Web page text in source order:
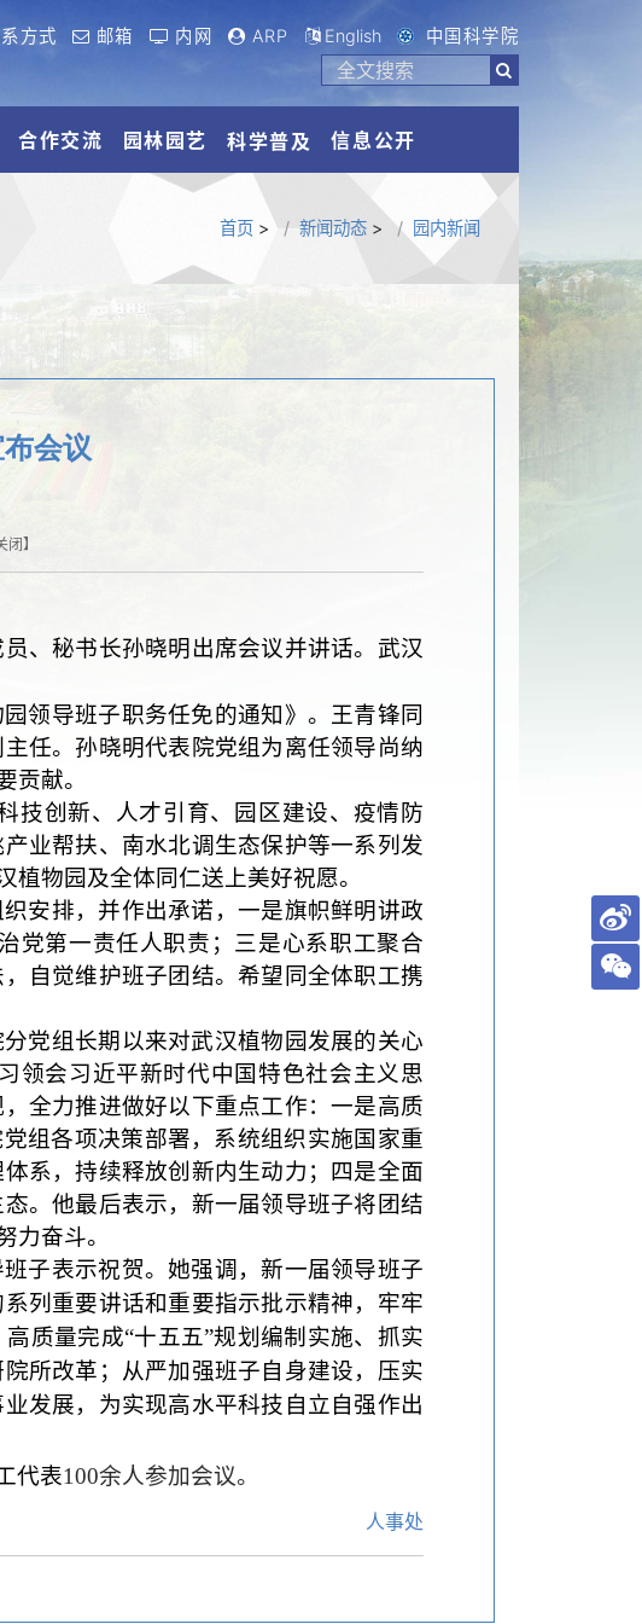
方式 邮箱 内网 ARP English 中国科学院
合作交流 园林园艺 科学普及 信息公开
首页> 新闻动态> 园内新闻
会议
闭】
、秘书长孙晓明出席会议并讲话。武汉
领导班子职务任免的通知》。王青锋同
任。孙晓明代表院党组为离任领导尚纳
贡献。
技创新、人才引育、园区建设、疫情防
业帮扶、南水北调生态保护等一系列发
物园及全体同仁送上美好祝愿。
安排，并作出承诺，一是旗帜鲜明讲政
党第一责任人职责；三是心系职工聚合
自觉维护班子团结。希望同全体职工携
党组长期以来对武汉植物园发展的关心
领会习近平新时代中国特色社会主义思
全力推进做好以下重点工作：一是高质
组各项决策部署，系统组织实施国家重
系，持续释放创新内生动力；四是全面
。他最后表示，新一届领导班子将团结
力奋斗。
子表示祝贺。她强调，新一届领导班子
列重要讲话和重要指示批示精神，牢牢
质量完成“十五五”规划编制实施、抓实
所改革；从严加强班子自身建设，压实
发展，为实现高水平科技自立自强作出
代表100余人参加会议。
人事处